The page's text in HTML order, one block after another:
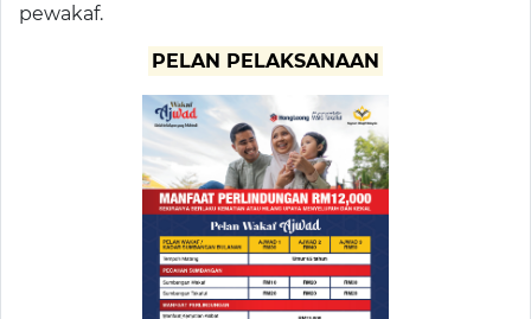
pewakaf.
PELAN PELAKSANAAN